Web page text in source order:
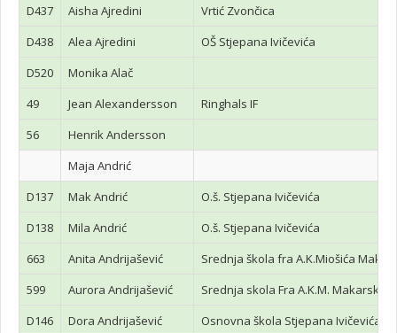
D437
Aisha Ajredini
Vrtić Zvončica
D438
Alea Ajredini
OŠ Stjepana Ivičevića
D520
Monika Alač
49
Jean Alexandersson
Ringhals IF
56
Henrik Andersson
Maja Andrić
D137
Mak Andrić
O.š. Stjepana Ivičevića
D138
Mila Andrić
O.š. Stjepana Ivičevića
663
Anita Andrijašević
Srednja škola fra A.K.Miošića
599
Aurora Andrijašević
Srednja skola Fra A.K.M. Makarska
D146
Dora Andrijašević
Osnovna škola Stjepana Ivičevića